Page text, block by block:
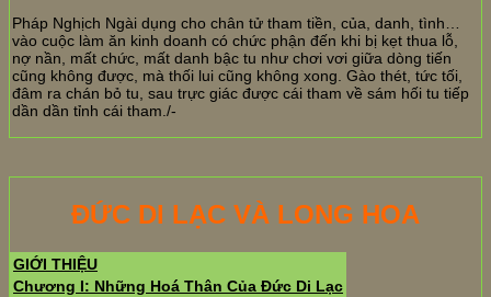
Pháp Nghịch Ngài dụng cho chân tử tham tiền, của, danh, tình…
vào cuộc làm ăn kinh doanh có chức phận đến khi bị kẹt thua lỗ,
nợ nần, mất chức, mất danh bậc tu như chơi vơi giữa dòng tiến
cũng không được, mà thối lui cũng không xong. Gào thét, tức tối,
đâm ra chán bỏ tu, sau trực giác được cái tham về sám hối tu tiếp
dần dần tỉnh cái tham./-
ĐỨC DI LẠC VÀ LONG HOA
GIỚI THIỆU
Chương I: Những Hoá Thân Của Đức Di Lạc